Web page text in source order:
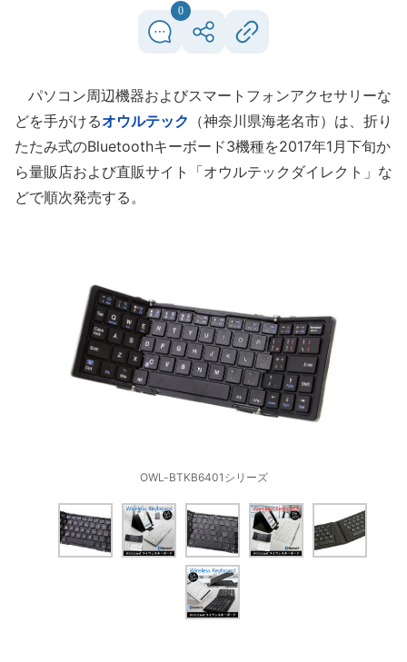
0
パソコン周辺機器およびスマートフォンアクセサリーな
どを手がけるオウルテック （神奈川県海老名市）は、折り
たたみ式のBluetoothキーボード3機種を2017年1月下旬か
ら量販店および直販サイト「オウルテックダイレクト」な
どで順次発売する。
OWL-BTKB6401シリーズ